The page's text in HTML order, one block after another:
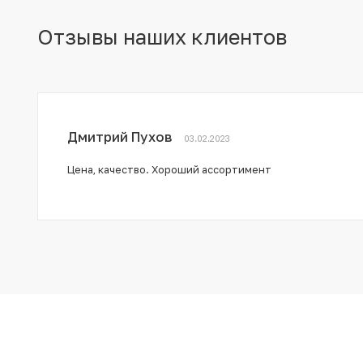
Отзывы наших клиентов
Дмитрий Пухов 03.02.2023
Цена, качество. Хороший ассортимент